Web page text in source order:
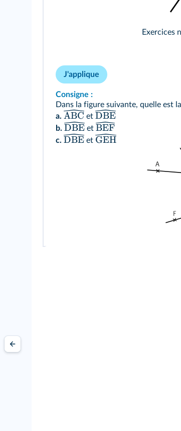
Exercices
J'applique
Consigne :
Dans la figure suivante, quelle est
a. ABC et DBE
b. DBE et BEF
c. DBE et GEH